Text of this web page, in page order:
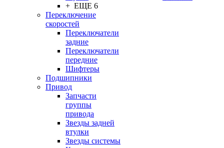
+ ЕЩЕ 6
Переключение
скоростей
Переключатели
задние
Переключатели
передние
Шифтеры
Подшипники
Привод
Запчасти
группы
привода
Звезды задней
втулки
Звезды системы